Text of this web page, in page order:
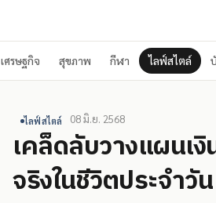
เศรษฐกิจ สุขภาพ กีฬา ไลฟ์สไตล์
ไลฟ์สไตล์ 08 มิ.ย. 2568
เคล็ดลับวางแผนเ
จริงในชีวิตประจำวัน